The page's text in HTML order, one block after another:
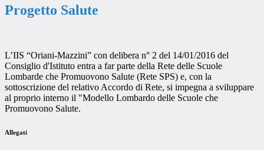
Progetto Salute
L’IIS “Oriani-Mazzini” con delibera n° 2 del 14/01/2016 del
Consiglio d'Istituto entra a far parte della Rete delle Scuole
Lombarde che Promuovono Salute (Rete SPS) e, con la
sottoscrizione del relativo Accordo di Rete, si impegna a sviluppare
al proprio interno il "Modello Lombardo delle Scuole che
Promuovono Salute.
Allegati